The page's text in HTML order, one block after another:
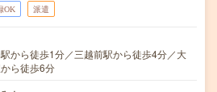
OK 派遣
から徒歩1分／三越前駅から徒歩4分／大
ら徒歩6分